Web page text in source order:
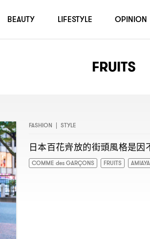
FRUITS
FASHION | STYLE
日本百花齊放的街頭風格是
COMME des GARÇONS FRUITS AMIAYA
BEAUTY LIFESTYLE OPINION